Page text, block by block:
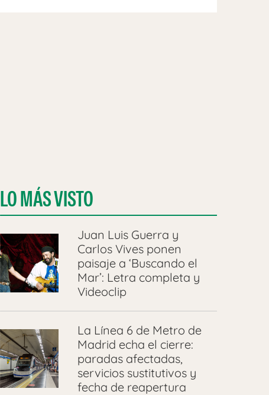
LO MÁS VISTO
Juan Luis Guerra y
Carlos Vives ponen
paisaje a ‘Buscando el
Mar’: Letra completa y
Videoclip
La Línea 6 de Metro de
Madrid echa el cierre:
paradas afectadas,
servicios sustitutivos y
fecha de reapertura